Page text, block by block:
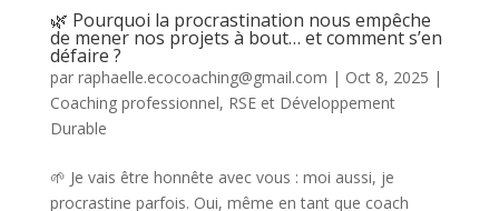
🌿 Pourquoi la procrastination nous empêche
de mener nos projets à bout… et comment s’en
défaire ?
par raphaelle.ecocoaching@gmail.com | Oct 8, 2025 |
Coaching professionnel, RSE et Développement
Durable
🌱 Je vais être honnête avec vous : moi aussi, je
procrastine parfois. Oui, même en tant que coach